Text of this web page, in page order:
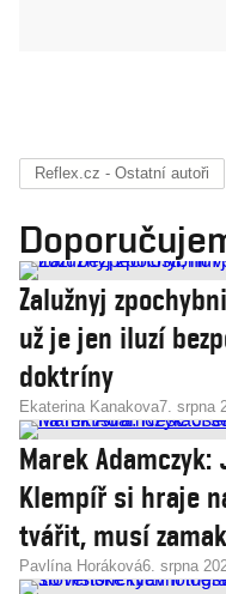
Reflex.cz - Ostatní autoři
Zalužnyj
už je jen iluzí
doktríny
Ekaterina Kanakova7. srpna
Marek
Klempíř si hraje
tvářit, musí
Pavlína Horáková6. srpna